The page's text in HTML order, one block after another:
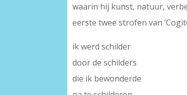
waarin hij kunst, natuur,
eerste twee strofen van
ik werd schilder
door de schilders
die ik bewonderde